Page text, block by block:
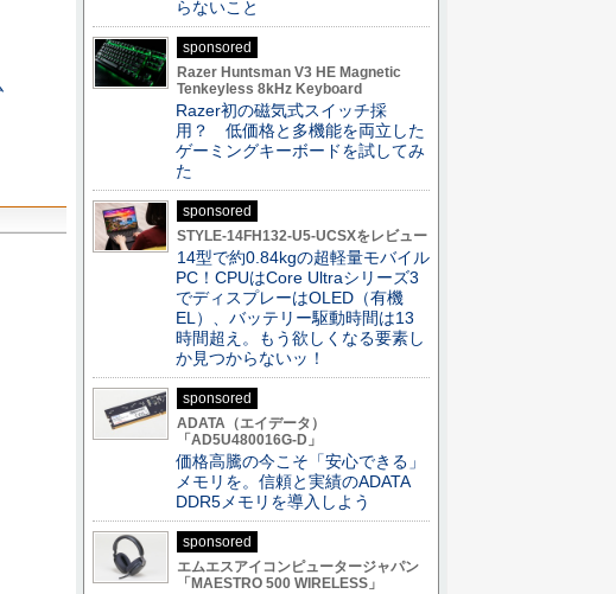
らないこと
sponsored
Razer Huntsman V3 HE Magnetic
Tenkeyless 8kHz Keyboard
Razer初の磁気式スイッチ採
用？ 低価格と多機能を両立した
ゲーミングキーボードを試してみ
た
sponsored
STYLE-14FH132-U5-UCSXをレビュー
14型で約0.84kgの超軽量モバイル
PC！CPUはCore Ultraシリーズ3
でディスプレーはOLED（有機
EL）、バッテリー駆動時間は13
時間超え。もう欲しくなる要素し
か見つからないッ！
sponsored
ADATA（エイデータ）
「AD5U480016G-D」
価格高騰の今こそ「安心できる」
メモリを。信頼と実績のADATA
DDR5メモリを導入しよう
sponsored
エムエスアイコンピュータージャパン
「MAESTRO 500 WIRELESS」